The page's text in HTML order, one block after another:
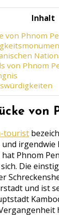
Inhalt
von Phnom
von Phnom
von
tourist
und irgendwie
Phnom
Die
und ist